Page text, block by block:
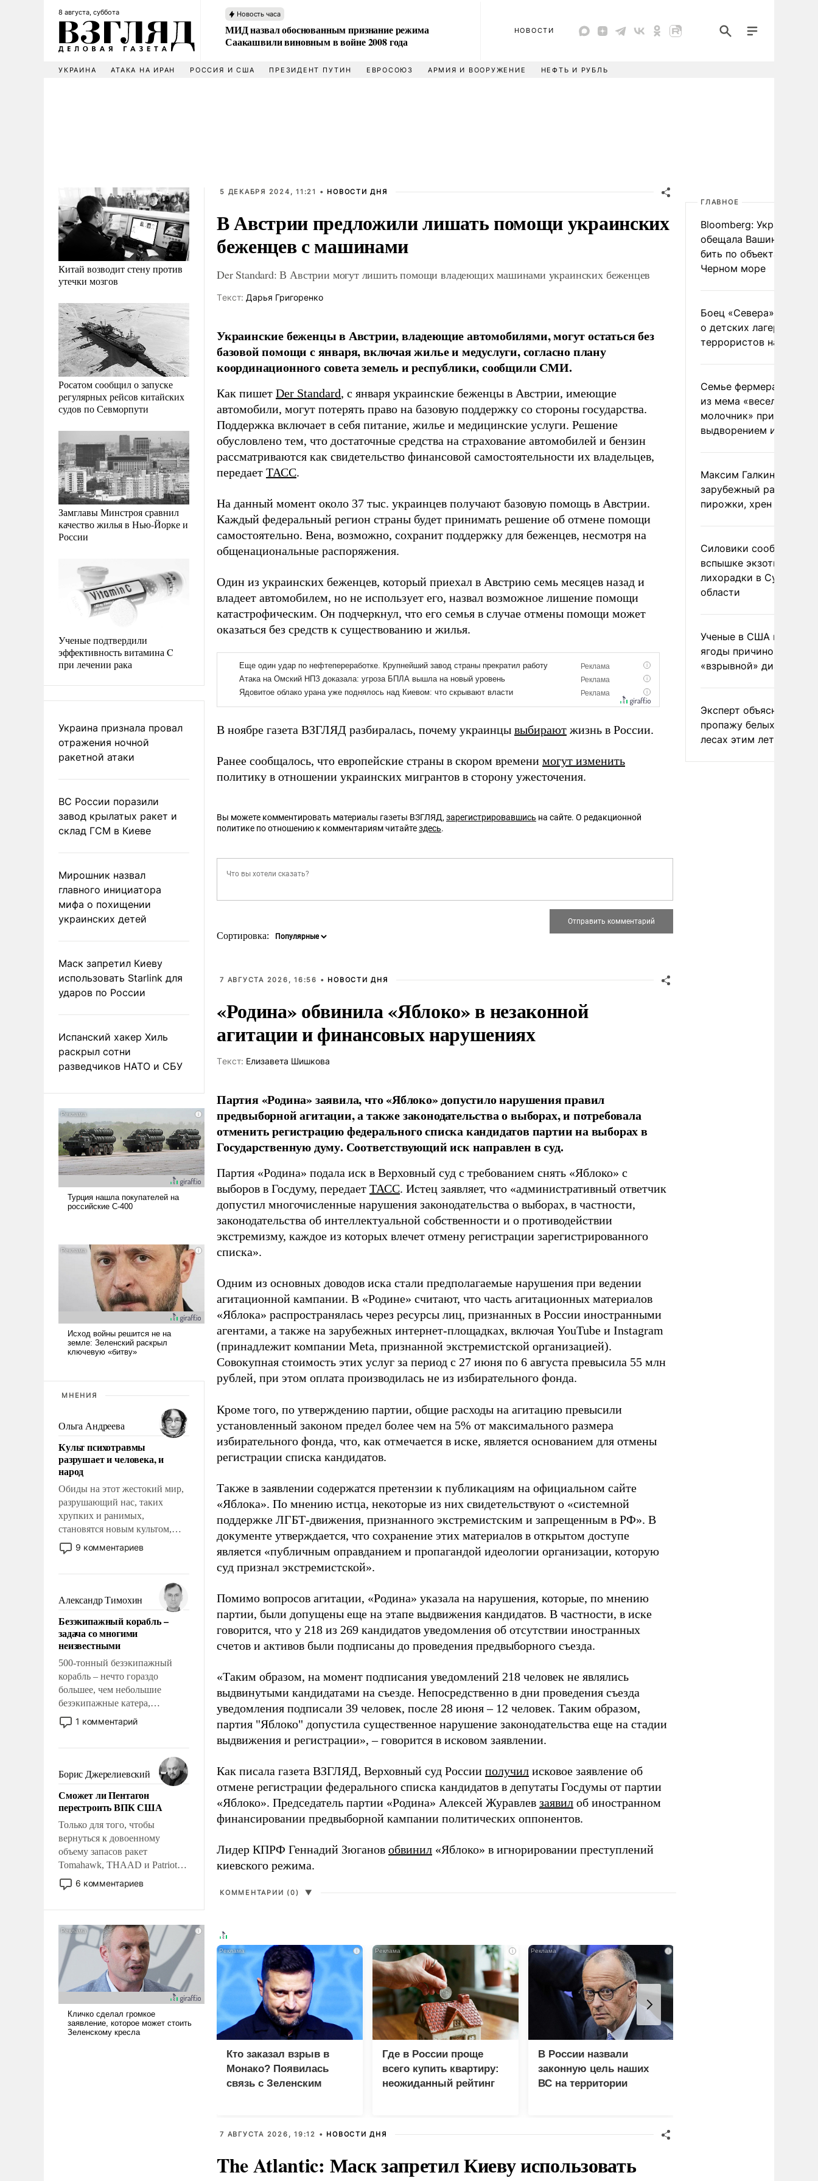
8 августа, суббота Новость часа
МИД назвал обоснованным признание режима
Саакашвили виновным в войне 2008 года
НОВОСТИ
УКРАИНА АТАКА НА ИРАН РОССИЯ И США ПРЕЗИДЕНТ ПУТИН ЕВРОСОЮЗ АРМИЯ И ВООРУЖЕНИЕ НЕФТЬ И РУБЛЬ
Китай возводит стену против
утечки мозгов
Росатом сообщил о запуске
регулярных рейсов китайских
судов по Севморпути
Замглавы Минстроя сравнил
качество жилья в Нью-Йорке и
России
Ученые подтвердили
эффективность витамина C
при лечении рака
Украина признала провал
отражения ночной
ракетной атаки
ВС России поразили
завод крылатых ракет и
склад ГСМ в Киеве
Мирошник назвал
главного инициатора
мифа о похищении
украинских детей
Маск запретил Киеву
использовать Starlink для
ударов по России
Испанский хакер Хиль
раскрыл сотни
разведчиков НАТО и СБУ
МНЕНИЯ
Ольга Андреева
Культ психотравмы
разрушает и человека, и
народ
Обиды на этот жестокий мир,
разрушающий нас, таких
хрупких и ранимых,
становятся новым культом,
постепенно вытесняя и
отменяя традиционное
мужественным и твердым под
ударами судьбы, брать на себя
ответственность, помогать
слабым, идти вперед и
адаптироваться.
9 комментариев
Александр Тимохин
Безэкипажный корабль –
задача со многими
неизвестными
500-тонный безэкипажный
корабль – нечто гораздо
большее, чем небольшие
безэкипажные катера,
применение которых уже
стало обыденностью. Задача по
сложна и амбициозна. Однако
и ее реализация радикально
поднимет наши боевые
возможности.
1 комментарий
Борис Джерелиевский
Сможет ли Пентагон
перестроить ВПК США
Только для того, чтобы
вернуться к довоенному
объему запасов ракет
Tomahawk, THAAD и Patriot
США потребуется более трех
лет. Даже небольшая война с
Сложившаяся ситуация
означает многолетний период
уязвимости США, например,
перед Китаем.
6 комментариев
5 ДЕКАБРЯ 2024, 11:21 • НОВОСТИ ДНЯ
В Австрии предложили лишать помощи украинских
беженцев с машинами
Der Standard: В Австрии могут лишить помощи владеющих машинами украинских беженцев
Tекст: Дарья Григоренко
Украинские беженцы в Австрии, владеющие автомобилями, могут остаться без
базовой помощи с января, включая жилье и медуслуги, согласно плану
координационного совета земель и республики, сообщили СМИ.
Как пишет Der Standard, с января украинские беженцы в Австрии, имеющие
автомобили, могут потерять право на базовую поддержку со стороны государства.
Поддержка включает в себя питание, жилье и медицинские услуги. Решение
обусловлено тем, что достаточные средства на страхование автомобилей и бензин
рассматриваются как свидетельство финансовой самостоятельности их владельцев,
передает ТАСС.
На данный момент около 37 тыс. украинцев получают базовую помощь в Австрии.
Каждый федеральный регион страны будет принимать решение об отмене помощи
самостоятельно. Вена, возможно, сохранит поддержку для беженцев, несмотря на
общенациональные распоряжения.
Один из украинских беженцев, который приехал в Австрию семь месяцев назад и
владеет автомобилем, но не использует его, назвал возможное лишение помощи
катастрофическим. Он подчеркнул, что его семья в случае отмены помощи может
оказаться без средств к существованию и жилья.
В ноябре газета ВЗГЛЯД разбиралась, почему украинцы выбирают жизнь в России.
Ранее сообщалось, что европейские страны в скором времени могут изменить
политику в отношении украинских мигрантов в сторону ужесточения.
Вы можете комментировать материалы газеты ВЗГЛЯД, зарегистрировавшись на сайте. О редакционной
политике по отношению к комментариям читайтездесь.
Сортировка:
7 АВГУСТА 2026, 16:56 • НОВОСТИ ДНЯ
«Родина» обвинила «Яблоко» в незаконной
агитации и финансовых нарушениях
Tекст: Елизавета Шишкова
Партия «Родина» заявила, что «Яблоко» допустило нарушения правил
предвыборной агитации, а также законодательства о выборах, и потребовала
отменить регистрацию федерального списка кандидатов партии на выборах в
Государственную думу. Соответствующий иск направлен в суд.
Партия «Родина» подала иск в Верховный суд с требованием снять «Яблоко» с
выборов в Госдуму, передает ТАСС. Истец заявляет, что «административный ответчик
допустил многочисленные нарушения законодательства о выборах, в частности,
законодательства об интеллектуальной собственности и о противодействии
экстремизму, каждое из которых влечет отмену регистрации зарегистрированного
списка».
Одним из основных доводов иска стали предполагаемые нарушения при ведении
агитационной кампании. В «Родине» считают, что часть агитационных материалов
«Яблока» распространялась через ресурсы лиц, признанных в России иностранными
агентами, а также на зарубежных интернет-площадках, включая YouTube и Instagram
(принадлежит компании Meta, признанной экстремистской организацией).
Совокупная стоимость этих услуг за период с 27 июня по 6 августа превысила 55 млн
рублей, при этом оплата производилась не из избирательного фонда.
Кроме того, по утверждению партии, общие расходы на агитацию превысили
установленный законом предел более чем на 5% от максимального размера
избирательного фонда, что, как отмечается в иске, является основанием для отмены
регистрации списка кандидатов.
Также в заявлении содержатся претензии к публикациям на официальном сайте
«Яблока». По мнению истца, некоторые из них свидетельствуют о «системной
поддержке ЛГБТ-движения, признанного экстремистским и запрещенным в РФ». В
документе утверждается, что сохранение этих материалов в открытом доступе
является «публичным оправданием и пропагандой идеологии организации, которую
суд признал экстремистской».
Помимо вопросов агитации, «Родина» указала на нарушения, которые, по мнению
партии, были допущены еще на этапе выдвижения кандидатов. В частности, в иске
говорится, что у 218 из 269 кандидатов уведомления об отсутствии иностранных
счетов и активов были подписаны до проведения предвыборного съезда.
«Таким образом, на момент подписания уведомлений 218 человек не являлись
выдвинутыми кандидатами на съезде. Непосредственно в дни проведения съезда
уведомления подписали 39 человек, после 28 июня – 12 человек. Таким образом,
партия "Яблоко" допустила существенное нарушение законодательства еще на стадии
выдвижения и регистрации», – говорится в исковом заявлении.
Как писала газета ВЗГЛЯД, Верховный суд России получил исковое заявление об
отмене регистрации федерального списка кандидатов в депутаты Госдумы от партии
«Яблоко». Председатель партии «Родина» Алексей Журавлев заявил об иностранном
финансировании предвыборной кампании политических оппонентов.
Лидер КПРФ Геннадий Зюганов обвинил «Яблоко» в игнорировании преступлений
киевского режима.
КОММЕНТАРИИ (0) ▼
i
Кто заказал взрыв в
Монако? Появилась
связь с Зеленским
i
Где в России проще
всего купить квартиру:
неожиданный рейтинг
i
В России назвали
законную цель наших
ВС на территории
7 АВГУСТА 2026, 19:12 • НОВОСТИ ДНЯ
The Atlantic: Маск запретил Киеву использовать
ГЛАВНОЕ
Bloomberg: Украина
обещала Вашингтону не
бить по объектам КТК в
Черном море
Боец «Севера»
о детских лагерях
террористов на
Семье фермера
из мема «веселый
молочник» пригрозили
выдворением из
Максим Галкин
зарубежный райдер
пирожки, хрен и морс
Силовики сообщили о
вспышке экзотической
лихорадки в Сумской
области
Ученые в США назвали
ягоды причиной
«взрывной» диареи
Эксперт объяснил
пропажу белых грибов
лесах этим летом